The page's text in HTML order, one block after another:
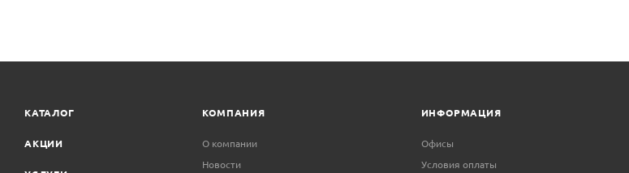
КАТАЛОГ
АКЦИИ
КОМПАНИЯ
О компании
Новости
ИНФОРМАЦИЯ
Офисы
Условия оплаты